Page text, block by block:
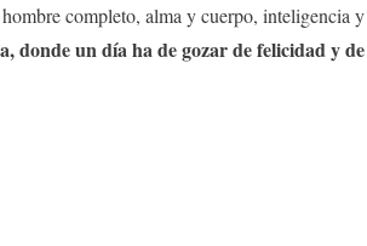
completo, alma y cuerpo, inteligencia
donde un día ha de gozar de felicidad y